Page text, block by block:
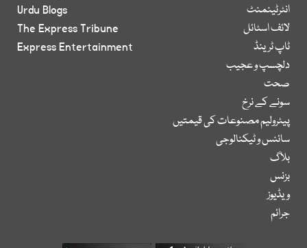
انٹرٹینمنٹ
لائف اسٹائل
ٹاپ ٹرینڈ
دلچسپ و عجیب
صحت
سونے کے نرخ
پیٹرولیم مصنوعات کی قیمتیں
سائنس و ٹیکنالوجی
بلاگ
بزنس
ویڈیوز
جرائم
Urdu Blogs
The Express Tribune
Express Entertainment